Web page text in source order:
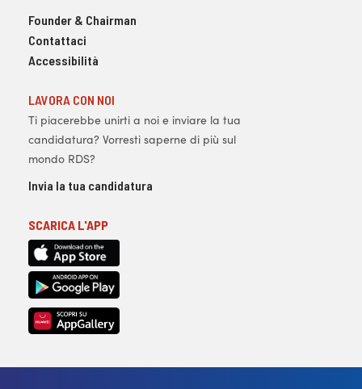
Founder & Chairman
Contattaci
Accessibilità
LAVORA CON NOI
Ti piacerebbe unirti a noi e inviare la tua
candidatura? Vorresti saperne di più sul
mondo RDS?
Invia la tua candidatura
SCARICA L'APP